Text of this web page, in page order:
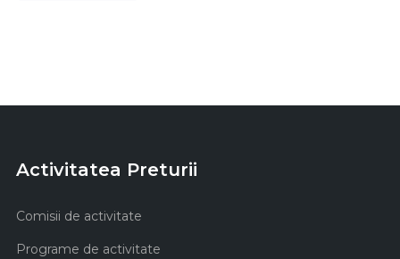
Activitatea Preturii
Comisii de activitate
Programe de activitate